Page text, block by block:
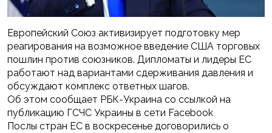
Европейский Союз активизирует подготовку мер
реагирования на возможное введение США торговых
пошлин против союзников. Дипломаты и лидеры ЕС
работают над вариантами сдерживания давления и
обсуждают комплекс ответных шагов.
Об этом сообщает РБК-Украина со ссылкой на
публикацию ГСЧС Украины в сети Facebook
Послы стран ЕС в воскресенье договорились о